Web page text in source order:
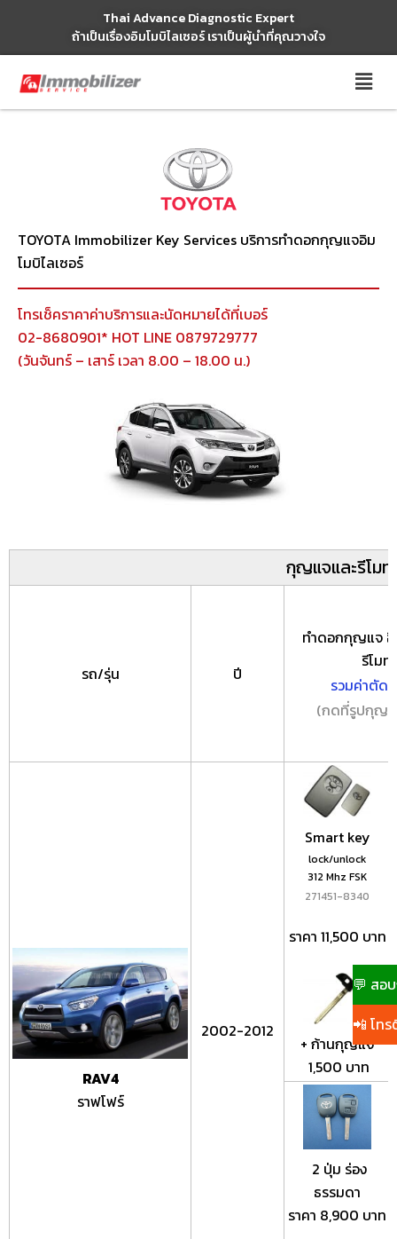
Thai Advance Diagnostic Expert
ถ้าเป็นเรื่องอิมโมบิไลเซอร์ เราเป็นผู้นำที่คุณวางใจ
TOYOTA Immobilizer Key Services บริการทำดอกกุญแจอิม
โมบิไลเซอร์
โทรเช็คราคาค่าบริการและนัดหมายได้ที่เบอร์
02-8680901* HOT LINE 0879729777
(วันจันทร์ – เสาร์ เวลา 8.00 – 18.00 น.)
กุญแจและรีโมท
รถ/รุ่น ปี
ทำดอกกุญแจ อิ
รีโมท
รวมค่าตัด
(กดที่รูปกุญแ
RAV4
ราฟโฟร์
2002-2012
Smart key
lock/unlock
312 Mhz FSK
271451-8340
ราคา 11,500 บาท
+ ก้านกุญแจ
1,500 บาท
2 ปุ่ม ร่อง
ธรรมดา
ราคา 8,900 บาท
💬 สอ
📲 โท